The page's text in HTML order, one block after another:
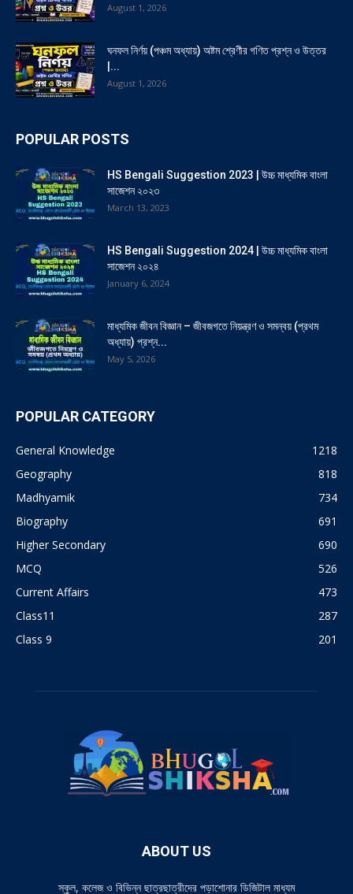
August 1, 2026
ঘনফল নির্ণয় (পঞ্চম অধ্যায়) অষ্টম শ্রেণীর গণিত প্রশ্ন ও উত্তর
|...
August 1, 2026
POPULAR POSTS
HS Bengali Suggestion 2023 | উচ্চ মাধ্যমিক বাংলা
সাজেশন ২০২৩
March 13, 2023
HS Bengali Suggestion 2024 | উচ্চ মাধ্যমিক বাংলা
সাজেশন ২০২৪
January 6, 2024
মাধ্যমিক জীবন বিজ্ঞান – জীবজগতে নিয়ন্ত্রণ ও সমন্বয় (প্রথম
অধ্যায়) প্রশ্ন...
May 5, 2026
POPULAR CATEGORY
General Knowledge
1218
Geography
818
Madhyamik
734
Biography
691
Higher Secondary
690
MCQ
526
Current Affairs
473
Class11
287
Class 9
201
ABOUT US
স্কুল, কলেজ ও বিভিন্ন ছাত্রছাত্রীদের পড়াশোনার ডিজিটাল মাধ্যম